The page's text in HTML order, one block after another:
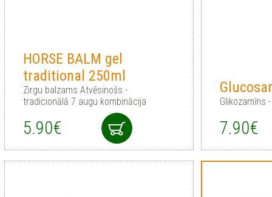
HORSE BALM gel
traditional 250ml
Zirgu balzams Atvēsinošs -
tradicionālā 7 augu kombinācija
5.90€
Glikozamīns
7.90€